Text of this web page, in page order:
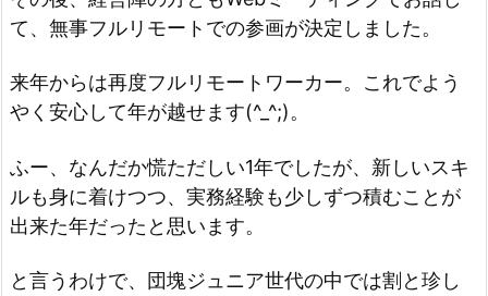
て、無事フルリモートでの参画が決定しました。
来年からは再度フルリモートワーカー。これでよう
やく安心して年が越せます(^_^;)。
ふー、なんだか慌ただしい1年でしたが、新しいスキ
ルも身に着けつつ、実務経験も少しずつ積むことが
出来た年だったと思います。
と言うわけで、団塊ジュニア世代の中では割と珍し